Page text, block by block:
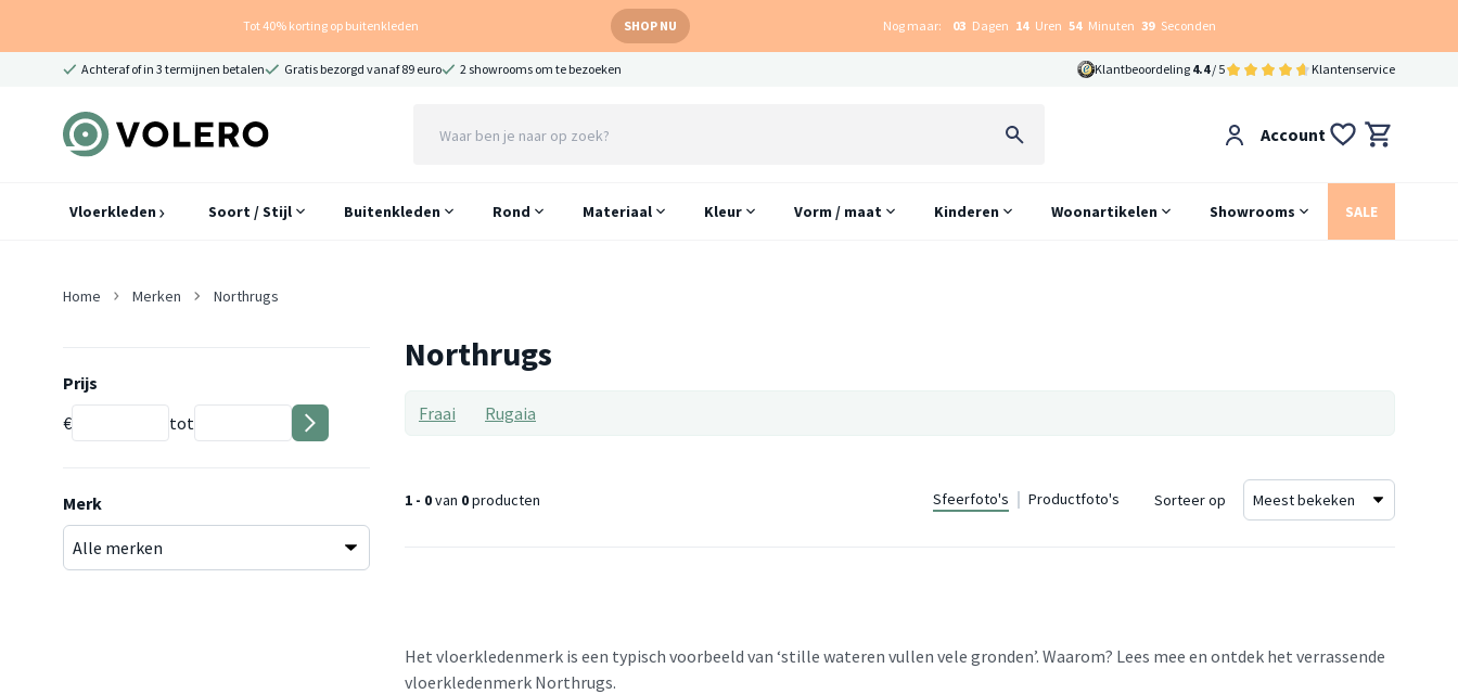
Tot 40% korting op buitenkleden SHOP NU Nog maar: 03 Dagen 14 Uren 54 Minuten 38 Seconden
Achteraf of in 3 termijnen betalen Gratis bezorgd vanaf 89 euro 2 showrooms om te bezoeken Klantbeoordeling 4.4/ 5 Klantenservice
Account
Vloerkleden Soort / Stijl Buitenkleden Rond Materiaal Kleur Vorm / maat Kinderen Woonartikelen Showrooms SALE
Home Merken Northrugs
Prijs
€
tot
Merk
Northrugs
Fraai Rugaia
1 - 0van 0producten Sfeerfoto's Productfoto's Sorteer op
Het vloerkledenmerk is een typisch voorbeeld van ‘stille wateren vullen vele gronden’. Waarom? Lees mee en ontdek het verrassende
vloerkledenmerk Northrugs.